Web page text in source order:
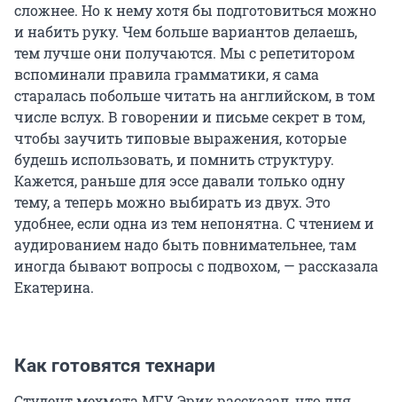
сложнее. Но к нему хотя бы подготовиться можно
и набить руку. Чем больше вариантов делаешь,
тем лучше они получаются. Мы с репетитором
вспоминали правила грамматики, я сама
старалась побольше читать на английском, в том
числе вслух. В говорении и письме секрет в том,
чтобы заучить типовые выражения, которые
будешь использовать, и помнить структуру.
Кажется, раньше для эссе давали только одну
тему, а теперь можно выбирать из двух. Это
удобнее, если одна из тем непонятна. С чтением и
аудированием надо быть повнимательнее, там
иногда бывают вопросы с подвохом, — рассказала
Екатерина.
Как готовятся технари